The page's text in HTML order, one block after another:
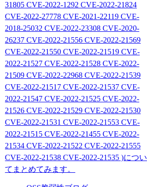
31805 CVE-2022-1292 CVE-2022-21824
CVE-2022-27778 CVE-2021-22119 CVE-
2018-25032 CVE-2022-23308 CVE-2020-
26237 CVE-2022-21556 CVE-2022-21569
CVE-2022-21550 CVE-2022-21519 CVE-
2022-21527 CVE-2022-21528 CVE-2022-
21509 CVE-2022-22968 CVE-2022-21539
CVE-2022-21517 CVE-2022-21537 CVE-
2022-21547 CVE-2022-21525 CVE-2022-
21526 CVE-2022-21529 CVE-2022-21530
CVE-2022-21531 CVE-2022-21553 CVE-
2022-21515 CVE-2022-21455 CVE-2022-
21534 CVE-2022-21522 CVE-2022-21555
CVE-2022-21538 CVE-2022-21535 )につい
てまとめてみます。